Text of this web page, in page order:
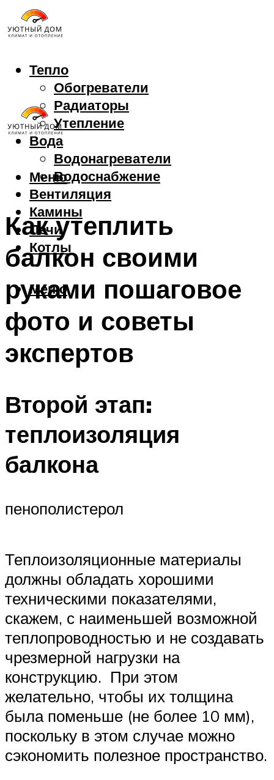
Тепло
Обогреватели
Радиаторы
Утепление
Вода
Водонагреватели
Водоснабжение
Вентиляция
Камины
Печи
Котлы
Меню
Меню
Как утеплить
балкон своими
руками пошаговое
фото и советы
экспертов
Второй этап:
теплоизоляция
балкона
пенополистерол
Теплоизоляционные материалы
должны обладать хорошими
техническими показателями,
скажем, с наименьшей возможной
теплопроводностью и не создавать
чрезмерной нагрузки на
конструкцию. При этом
желательно, чтобы их толщина
была поменьше (не более 10 мм),
поскольку в этом случае можно
сэкономить полезное пространство.